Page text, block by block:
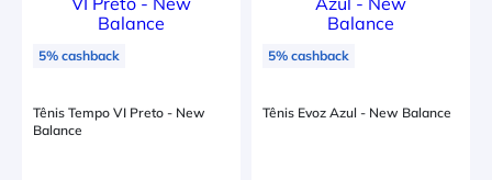
5% cashback
Tênis Tempo VI Preto - New
Balance
5% cashback
Tênis Evoz Azul - New Balance
Head Extreme
8º Raquete
9º Camiseta